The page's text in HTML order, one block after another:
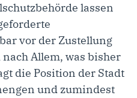
lassen
vor der Zustellung
Allem, was bisher
die Position der Stadt
und zumindest